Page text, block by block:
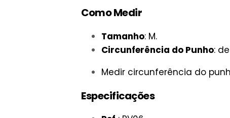
Como Medir
Tamanho: M.
Circunferência do Punho:
Medir circunferência do
Especificações